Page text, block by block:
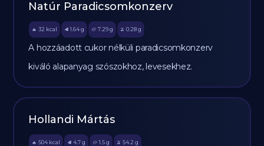
Natúr Paradicsomkonzerv
🔥 32 kcal 🥩 1.64 g 🥔 7.29g 🫒 0.28 g
A hozzáadott cukor nélküli paradicsomkonzerv
kiváló alapanyag szószokhoz, levesekhez.
Hollandi Mártás
🔥 504 kcal 🥩 4.7 g 🥔 1.5g 🫒 54.2 g